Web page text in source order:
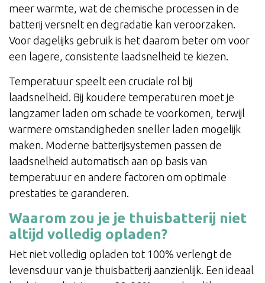
meer warmte, wat de chemische processen in de
batterij versnelt en degradatie kan veroorzaken.
Voor dagelijks gebruik is het daarom beter om voor
een lagere, consistente laadsnelheid te kiezen.
Temperatuur speelt een cruciale rol bij
laadsnelheid. Bij koudere temperaturen moet je
langzamer laden om schade te voorkomen, terwijl
warmere omstandigheden sneller laden mogelijk
maken. Moderne batterijsystemen passen de
laadsnelheid automatisch aan op basis van
temperatuur en andere factoren om optimale
prestaties te garanderen.
Waarom zou je je thuisbatterij niet
altijd volledig opladen?
Het niet volledig opladen tot 100% verlengt de
levensduur van je thuisbatterij aanzienlijk. Een ideaal